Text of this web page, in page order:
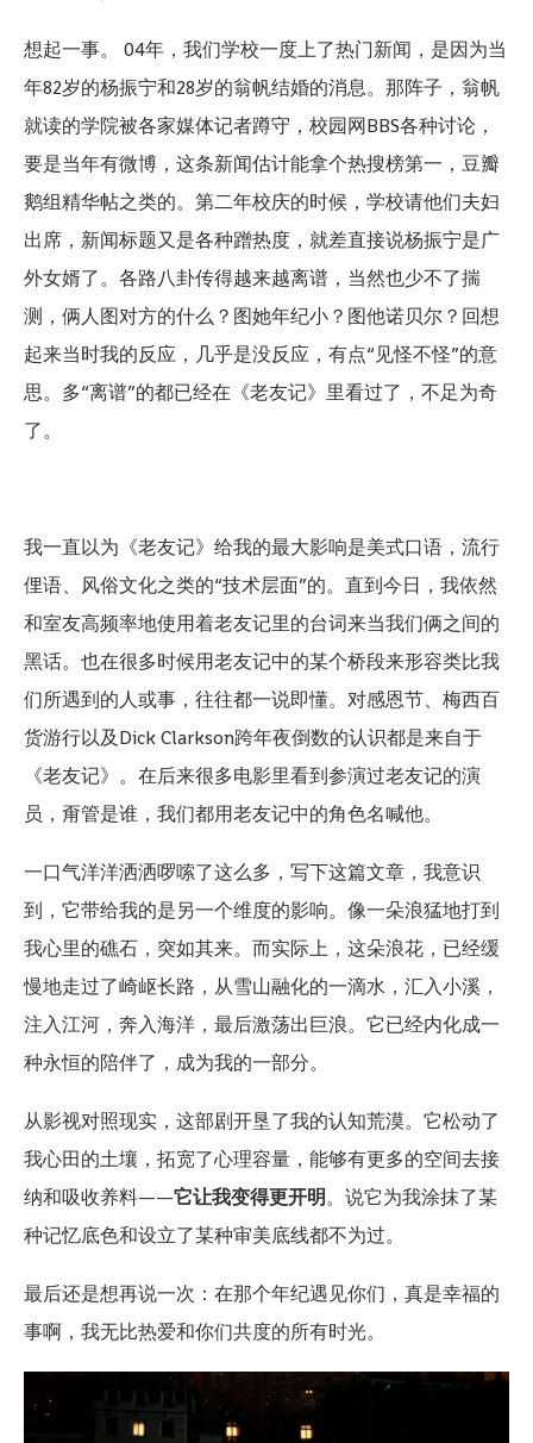
想起一事。 04年，我们学校一度上了热门新闻，是因为当
年82岁的杨振宁和28岁的翁帆结婚的消息。那阵子，翁帆
就读的学院被各家媒体记者蹲守，校园网BBS各种讨论，
要是当年有微博，这条新闻估计能拿个热搜榜第一，豆瓣
鹅组精华帖之类的。第二年校庆的时候，学校请他们夫妇
出席，新闻标题又是各种蹭热度，就差直接说杨振宁是广
外女婿了。各路八卦传得越来越离谱，当然也少不了揣
测，俩人图对方的什么？图她年纪小？图他诺贝尔？回想
起来当时我的反应，几乎是没反应，有点“见怪不怪”的意
思。多“离谱”的都已经在《老友记》里看过了，不足为奇
了。
我一直以为《老友记》给我的最大影响是美式口语，流行
俚语、风俗文化之类的“技术层面”的。直到今日，我依然
和室友高频率地使用着老友记里的台词来当我们俩之间的
黑话。也在很多时候用老友记中的某个桥段来形容类比我
们所遇到的人或事，往往都一说即懂。对感恩节、梅西百
货游行以及Dick Clarkson跨年夜倒数的认识都是来自于
《老友记》。在后来很多电影里看到参演过老友记的演
员，甭管是谁，我们都用老友记中的角色名喊他。
一口气洋洋洒洒啰嗦了这么多，写下这篇文章，我意识
到，它带给我的是另一个维度的影响。像一朵浪猛地打到
我心里的礁石，突如其来。而实际上，这朵浪花，已经缓
慢地走过了崎岖长路，从雪山融化的一滴水，汇入小溪，
注入江河，奔入海洋，最后激荡出巨浪。它已经内化成一
种永恒的陪伴了，成为我的一部分。
从影视对照现实，这部剧开垦了我的认知荒漠。它松动了
我心田的土壤，拓宽了心理容量，能够有更多的空间去接
纳和吸收养料——它让我变得更开明。说它为我涂抹了某
种记忆底色和设立了某种审美底线都不为过。
最后还是想再说一次：在那个年纪遇见你们，真是幸福的
事啊，我无比热爱和你们共度的所有时光。